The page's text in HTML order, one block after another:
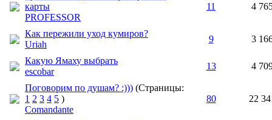
карты
PROFESSOR
11 4
Как пережили уход кумиров?
Uriah
9 3
Какую Ямаху выбрать
escobar
13 4
Поговорим по душам? :))) (Страницы:
1 2 3 4 5 )
Comandante
80 22